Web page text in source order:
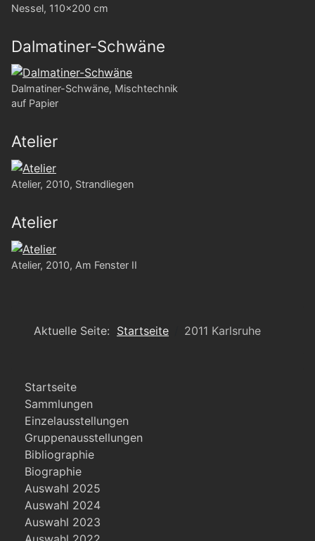
Nessel, 110x200 cm
Dalmatiner-Schwäne
Dalmatiner-Schwäne, Mischtechnik
auf Papier
Atelier
Atelier, 2010, Strandliegen
Atelier
Atelier, 2010, Am Fenster II
Aktuelle Seite: Startseite 2011 Karlsruhe
Startseite
Sammlungen
Einzelausstellungen
Gruppenausstellungen
Bibliographie
Biographie
Auswahl 2025
Auswahl 2024
Auswahl 2023